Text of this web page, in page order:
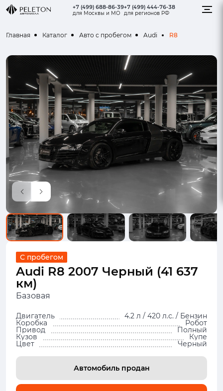
+7 (499) 688-86-39
для Москвы и МО
+7 (499) 444-76-38
для регионов РФ
Главная Каталог Авто с пробегом Audi R8
С пробегом
Audi R8 2007 Черный (41 637
км)
Базовая
Двигатель 4.2 л / 420 л.с. / Бензин
Коробка Робот
Привод Полный
Кузов Купе
Цвет Черный
Автомобиль продан